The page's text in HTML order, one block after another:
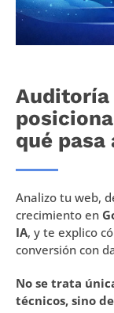
Auditoría
qué
Analizo tu web,
crecimiento en
IA, y te explico
conversión con
No se trata
técnicos, sino